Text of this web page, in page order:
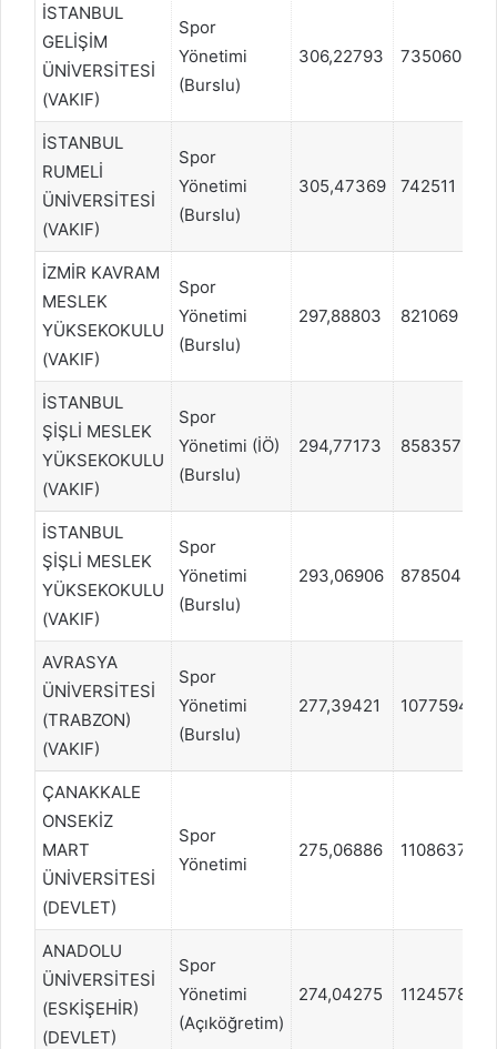
İSTANBUL
GELİŞİM
ÜNİVERSİTESİ
(VAKIF)
Spor
Yönetimi
(Burslu)
306,22793 735060
İSTANBUL
RUMELİ
ÜNİVERSİTESİ
(VAKIF)
Spor
Yönetimi
(Burslu)
305,47369 742511
İZMİR KAVRAM
MESLEK
YÜKSEKOKULU
(VAKIF)
Spor
Yönetimi
(Burslu)
297,88803 821069
İSTANBUL
ŞİŞLİ MESLEK
YÜKSEKOKULU
(VAKIF)
Spor
Yönetimi (İÖ)
(Burslu)
294,77173 858357
İSTANBUL
ŞİŞLİ MESLEK
YÜKSEKOKULU
(VAKIF)
Spor
Yönetimi
(Burslu)
293,06906 878504
AVRASYA
ÜNİVERSİTESİ
(TRABZON)
(VAKIF)
Spor
Yönetimi
(Burslu)
277,39421 1077594
ÇANAKKALE
ONSEKİZ
MART
ÜNİVERSİTESİ
(DEVLET)
Spor
Yönetimi
275,06886 1108637
ANADOLU
ÜNİVERSİTESİ
(ESKİŞEHİR)
(DEVLET)
Spor
Yönetimi
(Açıköğretim)
274,04275 1124578